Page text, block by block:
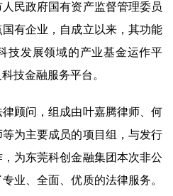
民政府国有资产监督管理委员
有企业，自成立以来，其功能
技发展领域的产业基金运作平
技金融服务平台。
顾问，组成由叶嘉腾律师、何
为主要成员的项目组，与发行
为东莞科创金融集团本次非公
业、全面、优质的法律服务。